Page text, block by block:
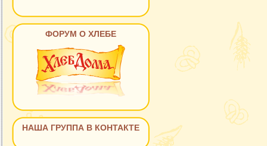
ФОРУМ О ХЛЕБЕ
НАША ГРУППА В КОНТАКТЕ